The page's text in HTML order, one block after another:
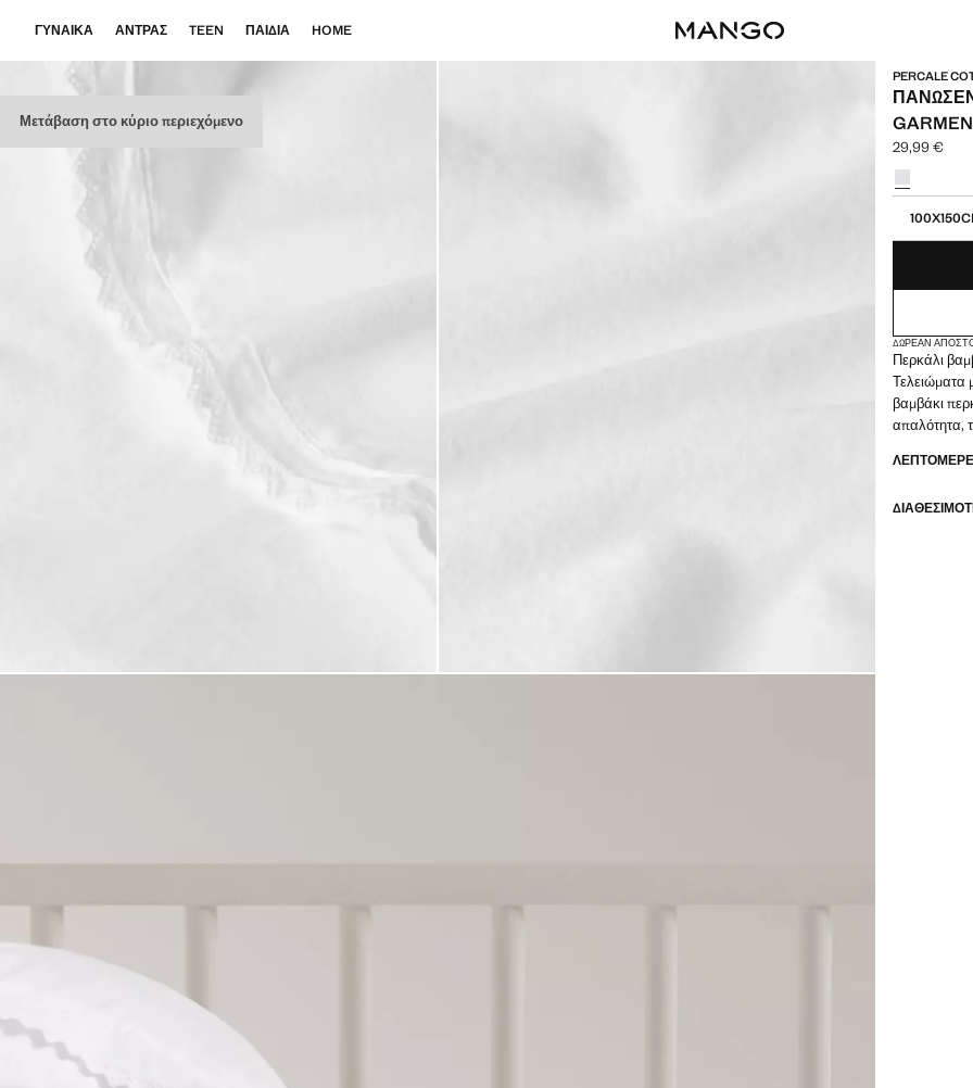
Μετάβαση στο κύριο περιεχόμενο
ΓΥΝΑΊΚΑ ΆΝΤΡΑΣ TEEN ΠΑΙΔΙΆ HOME
PERCALE
Ισχύουσα
29,99 €
Διάλεξε
ΔΩΡΕΆΝ
Περκάλι
Τελειώματα
βαμβάκι
απαλότητα,
μεγέθη.